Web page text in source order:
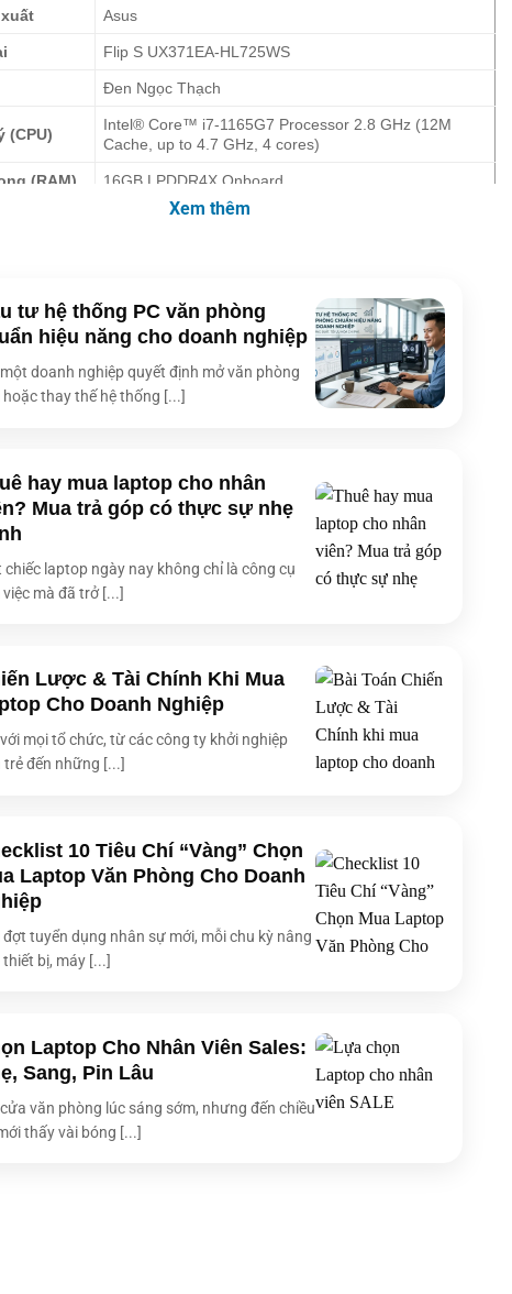
Asus
Flip S UX371EA-HL725WS
Đen Ngọc Thạch
(CPU)
Intel® Core™ i7-1165G7 Processor 2.8 GHz (12M
Cache, up to 4.7 GHz, 4 cores)
(RAM) 16GB LPDDR4X Onboard
Intel® Iris Xe Graphics (VRAM: N/A)
100% DCI-P3 color gamut, Touch screen
HD camera with IR function (Windows Hello)
SonicMaster, harman/kardon (Premium), Built-in array
microphone
tiếp
1x USB 3.2 Gen 1 Type-A
2x Thunderbolt™ 4 (Display / Power Delivery)
1x HDMI 1.4
30.50 x 21.10 x 1.19 ~ 1.39 cm
Sleeve
Stylus
USB-A to RJ45 Gigabit Ethernet Adapter
USB-C to Audio Jack Adapter
Xem thêm
tư hệ thống PC văn phòng
hiệu năng cho doanh nghiệp
doanh nghiệp quyết định mở văn phòng
hoặc thay thế hệ thống [...]
hay mua laptop cho nhân
Mua trả góp có thực sự nhẹ
chiếc laptop ngày nay không chỉ là công cụ
việc mà đã trở [...]
Lược & Tài Chính Khi Mua
Cho Doanh Nghiệp
mọi tổ chức, từ các công ty khởi nghiệp
trẻ đến những [...]
10 Tiêu Chí “Vàng” Chọn
Laptop Văn Phòng Cho Doanh
đợt tuyển dụng nhân sự mới, mỗi chu kỳ nâng
bị, máy [...]
Laptop Cho Nhân Viên Sales:
Sang, Pin Lâu
văn phòng lúc sáng sớm, nhưng đến chiều
thấy vài bóng [...]